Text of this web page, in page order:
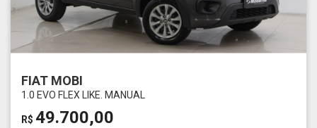
FIAT MOBI
1.0 EVO FLEX LIKE. MANUAL
R$ 49.700,00